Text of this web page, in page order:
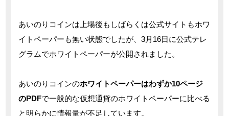
あいのりコインは上場後もしばらくは公式サイトもホワ
イトペーパーも無い状態でしたが、3月16日に公式テレ
グラムでホワイトペーパーが公開されました。
あいのりコインのホワイトペーパーはわずか10ページ
のPDFで一般的な仮想通貨のホワイトペーパーに比べる
と明らかに情報量が不足しています。